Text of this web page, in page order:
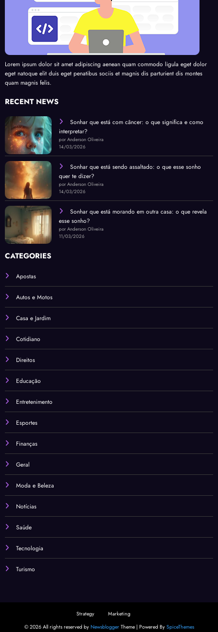
Lorem ipsum dolor sit amet adipiscing aenean quam commodo ligula eget dolor
eget natoque elit duis eget penatibus sociis et magnis dis parturient dis montes
quam magnis felis.
RECENT NEWS
Sonhar que está com câncer: o que significa e como
interpretar?
por Anderson Oliveira
14/03/2026
Sonhar que está sendo assaltado: o que esse sonho
quer te dizer?
por Anderson Oliveira
14/03/2026
Sonhar que está morando em outra casa: o que revela
esse sonho?
por Anderson Oliveira
11/03/2026
CATEGORIES
Apostas
Autos e Motos
Casa e Jardim
Cotidiano
Direitos
Educação
Entretenimento
Esportes
Finanças
Geral
Moda e Beleza
Notícias
Saúde
Tecnologia
Turismo
Strategy
Marketing
© 2026 All rights reserved by NewsbloggerTheme | Powered By SpiceThemes